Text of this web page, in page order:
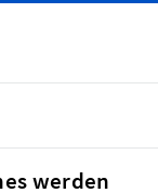
werden